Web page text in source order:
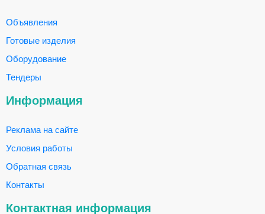
Объявления
Готовые изделия
Оборудование
Тендеры
Информация
Реклама на сайте
Условия работы
Обратная связь
Контакты
Контактная информация